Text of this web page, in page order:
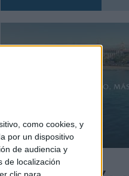
como cookies, y
por un dispositivo
de audiencia y
de localización
clic para